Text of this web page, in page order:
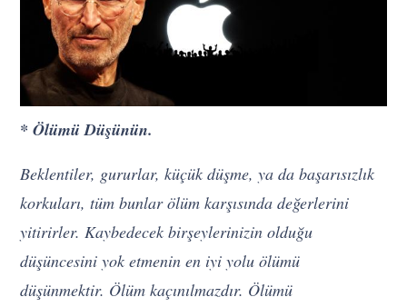
* Ölümü Düşünün.
Beklentiler, gururlar, küçük düşme, ya da başarısızlık
korkuları, tüm bunlar ölüm karşısında değerlerini
yitirirler. Kaybedecek birşeylerinizin olduğu
düşüncesini yok etmenin en iyi yolu ölümü
düşünmektir. Ölüm kaçınılmazdır. Ölümü